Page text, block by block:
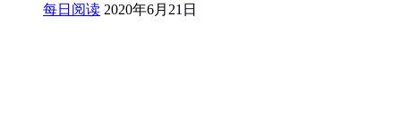
每日阅读 2020年6月21日